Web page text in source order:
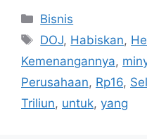
Kategori
Bisnis
Tag
DOJ, Habiskan,
Kemenangannya,
Perusahaan, Rp16,
Triliun, untuk, yang